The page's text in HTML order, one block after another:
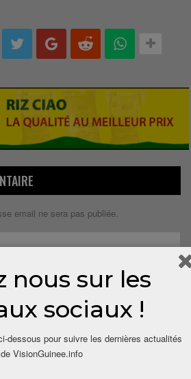
email ne sera pas publiée.
nous sur les
sociaux !
dessous pour suivre les dernières actualités
de VisionGuinee.info